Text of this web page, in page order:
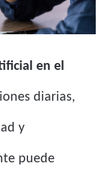
en el
diarias,
y
puede